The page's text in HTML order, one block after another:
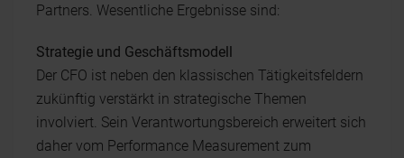
Partners. Wesentliche Ergebnisse sind:
Strategie und Geschäftsmodell
Der CFO ist neben den klassischen Tätigkeitsfeldern
zukünftig verstärkt in strategische Themen
involviert. Sein Verantwortungsbereich erweitert sich
daher vom Performance Measurement zum